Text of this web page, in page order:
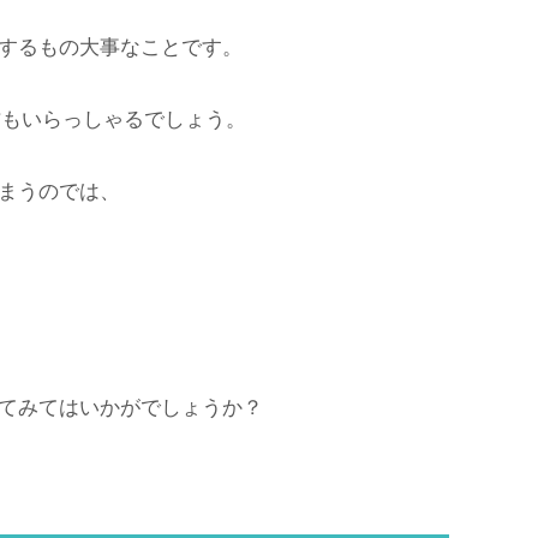
るもの大事なことです。
いらっしゃるでしょう。
うのでは、
みてはいかがでしょうか？